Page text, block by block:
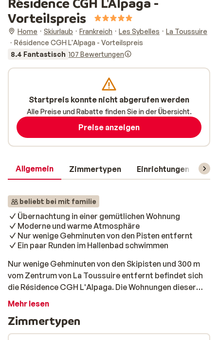
Vorteilspreis
Home Skiurlaub Frankreich Les Sybelles
La Toussuire
Résidence CGH L'Alpaga - Vorteilspreis
8.4 Fantastisch 107 Bewertungen
Allgemein Zimmertypen Einrichtungen
beliebt bei mit familie
Übernachtung in einer gemütlichen Wohnung
Moderne und warme Atmosphäre
Nur wenige Gehminuten von den Pisten entfernt
Ein paar Runden im Hallenbad schwimmen
Nur wenige Gehminuten von den Skipisten und 300 m
vom Zentrum von La Toussuire entfernt befindet sich
die Résidence CGH L'Alpaga. Die Wohnungen dieser
modernen, kinderfreundlichen Residenz sind
Verwendung von viel Holz entsteht eine warme
Atmosphäre. Die Résidence L'Alpaga verfügt über
Mehr lesen
Zimmertypen
Startpreis konnte nicht abgerufen werden
Alle Preise und Rabatte finden Sie in der Übersicht.
Preise anzeigen